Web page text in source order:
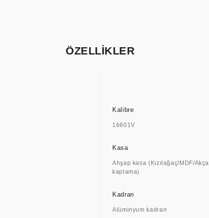
ÖZELLİKLER
Kalibre
16601V
Kasa
Ahşap kasa (Kızılağaç/MDF/
kaplama)
Kadran
Alüminyum kadran